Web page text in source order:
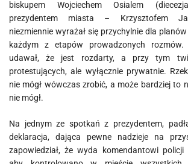
biskupem Wojciechem Osialem
prezydentem miasta – Krzysztofem
niezmiennie wyrażał się przychylnie dla
każdym z etapów prowadzonych
udawał, że jest rozdarty, a przy tym
protestujących, ale wyłącznie prywatnie.
nie mógł wówczas zrobić, a może bardziej to
nie mógł.
Na jednym ze spotkań z prezydentem,
deklaracja, dająca pewne nadzieje na
zapowiedział, że wyda komendantowi policji